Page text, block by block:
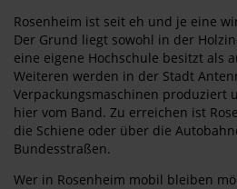
Rosenheim ist seit eh und je eine
Der Grund liegt sowohl in der
eine eigene Hochschule besitzt als
Weiteren werden in der Stadt
Verpackungsmaschinen produziert
hier vom Band. Zu erreichen ist
die Schiene oder über die
Bundesstraßen.
Wer in Rosenheim mobil bleiben